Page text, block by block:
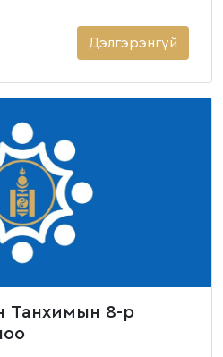
Дэлгэрэнгүй
Танхимын 8-р